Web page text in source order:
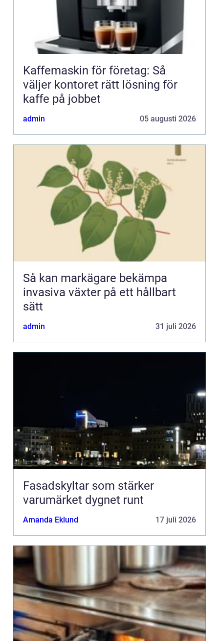
Kaffemaskin för företag: Så
väljer kontoret rätt lösning för
kaffe på jobbet
admin 05 augusti 2026
Så kan markägare bekämpa
invasiva växter på ett hållbart
sätt
admin 31 juli 2026
Fasadskyltar som stärker
varumärket dygnet runt
Amanda Eklund 17 juli 2026